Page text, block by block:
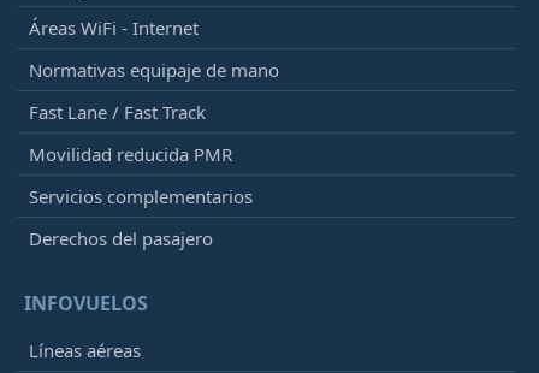
Áreas WiFi - Internet
Normativas equipaje de mano
Fast Lane / Fast Track
Movilidad reducida PMR
Servicios complementarios
Derechos del pasajero
INFOVUELOS
Líneas aéreas